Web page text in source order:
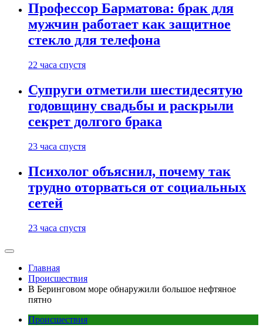
Профессор Барматова: брак для
мужчин работает как защитное
стекло для телефона
22 часа спустя
Супруги отметили шестидесятую
годовщину свадьбы и раскрыли
секрет долгого брака
23 часа спустя
Психолог объяснил, почему так
трудно оторваться от социальных
сетей
23 часа спустя
Главная
Происшествия
В Беринговом море обнаружили большое нефтяное
пятно
Происшествия